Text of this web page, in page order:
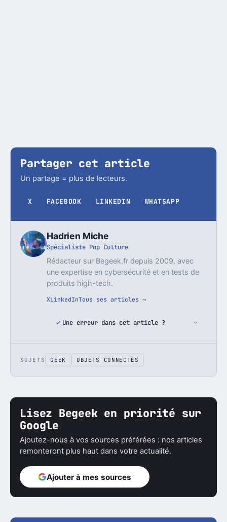
Partager cet article
Un partage = plus de lecteurs.
X FACEBOOK LINKEDIN WHATSAPP
Hadrien Miche
Spécialiste Pop Culture
Rédacteur sur Begeek.fr depuis 2009, avec
une expertise en cybersécurité et en tests de
produits high-tech.
XLinkedInTous ses articles →
Une erreur dans cet article ?
SUJETS GEEK OBJETS CONNECTÉS
Lisez Begeek en priorité sur
Google
Ajoutez-nous à vos sources préférées : nos articles
remonteront plus haut dans votre actualité.
Ajouter à mes sources